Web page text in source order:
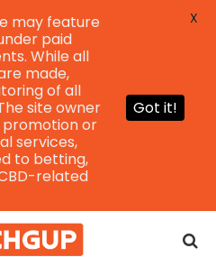
may feature
paid
While all
made,
of all
site owner
promotion or
services,
to betting,
related
Got it!
X